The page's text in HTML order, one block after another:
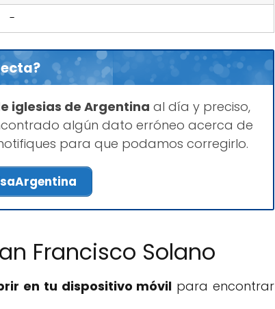
-
iglesias de Argentina al día y preciso,
algún dato erróneo acerca de
para que podamos corregirlo.
Francisco Solano
en tu dispositivo móvil para encontrar